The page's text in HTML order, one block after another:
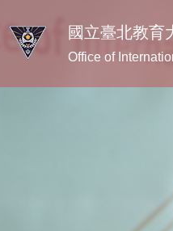
國立臺北教育
Office of